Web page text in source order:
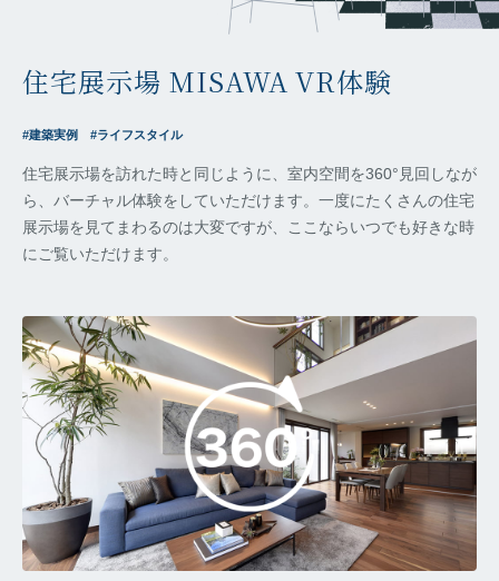
住宅展示場 MISAWAVR体験
建築実例 ライフスタイル
住宅展示場を訪れた時と同じように、室内空間を360°見回しなが
ら、バーチャル体験をしていただけます。一度にたくさんの住宅
展示場を見てまわるのは大変ですが、ここならいつでも好きな時
にご覧いただけます。